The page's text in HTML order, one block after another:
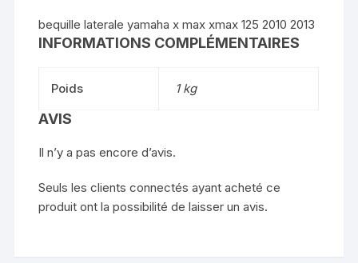
bequille laterale yamaha x max xmax 125 2010 2013
INFORMATIONS COMPLÉMENTAIRES
Poids 1 kg
AVIS
Il n’y a pas encore d’avis.
Seuls les clients connectés ayant acheté ce
produit ont la possibilité de laisser un avis.